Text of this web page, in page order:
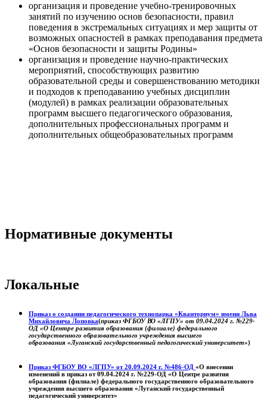
организация и проведение учебно-тренировочных
занятий по изучению основ безопасности, правил
поведения в экстремальных ситуациях и мер защиты от
возможных опасностей в рамках преподавания предмета
«Основ безопасности и защиты Родины»
организация и проведение научно-практических
мероприятий, способствующих развитию
образовательной среды и совершенствованию методики
и подходов к преподаванию учебных дисциплин
(модулей) в рамках реализации образовательных
программ высшего педагогического образования,
дополнительных профессиональных программ и
дополнительных общеобразовательных программ
Нормативные документы
Локальные
Приказ о создании педагогического технопарка «Кванториум» имени Льва
Михайловича Лоповка(приказ ФГБОУ ВО «ЛГПУ» от 09.04.2024 г. №229-
ОД «О Центре развития образования (филиале) федерального
государственного образовательного учреждения высшего
образования «Луганский государственный педагогический университет»)
Приказ ФГБОУ ВО «ЛГПУ» от 20.09.2024 г. №486-ОД «О внесении
изменений в приказ от 09.04.2024 г. №229-ОД «О Центре развития
образования (филиале) федерального государственного образовательного
учреждения высшего образования «Луганский государственный
педагогический университет»